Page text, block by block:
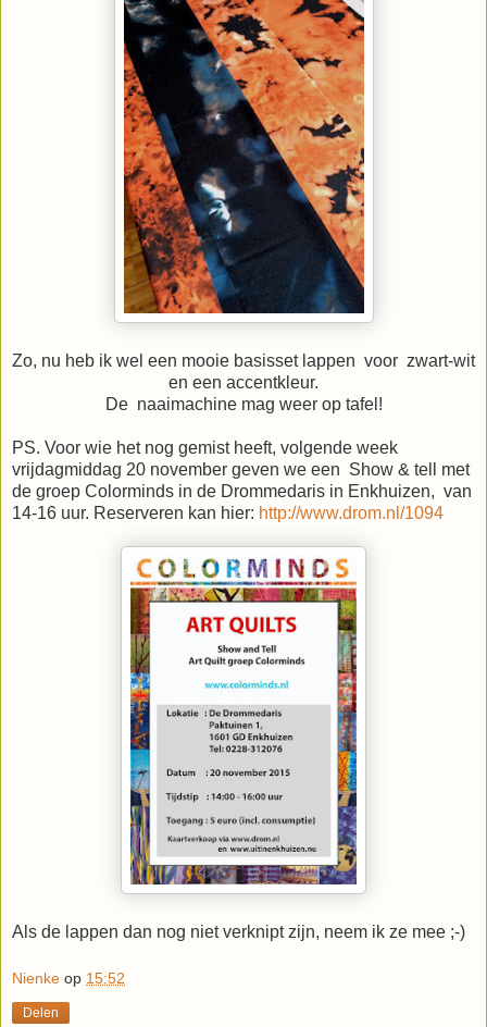
Zo, nu heb ik wel een mooie basisset lappen voor zwart-wit
en een accentkleur.
De naaimachine mag weer op tafel!
PS. Voor wie het nog gemist heeft, volgende week
vrijdagmiddag 20 november geven we een Show & tell met
de groep Colorminds in de Drommedaris in Enkhuizen, van
14-16 uur. Reserveren kan hier: http://www.drom.nl/1094
Als de lappen dan nog niet verknipt zijn, neem ik ze mee ;-)
Nienke op 15:52
Delen